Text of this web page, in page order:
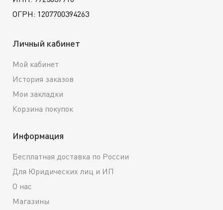
ОГРН: 1207700394263
Личный кабинет
Мой кабинет
История заказов
Мои закладки
Корзина покупок
Информация
Бесплатная доставка по России
Для Юридических лиц и ИП
О нас
Магазины